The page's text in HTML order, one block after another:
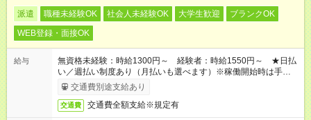
派遣 職種未経験OK 社会人未経験OK 大学生歓迎
ブランクOK
WEB登録・面接OK
給与
無資格未経験：時給1300円～ 経験者：時給1550円～ ★日払
い／週払い制度あり（月払いも選べます）※稼働開始時は手続き
完了次第のお支払いとなります。
交通費別途支給あり
交通費 交通費全額支給※規定有